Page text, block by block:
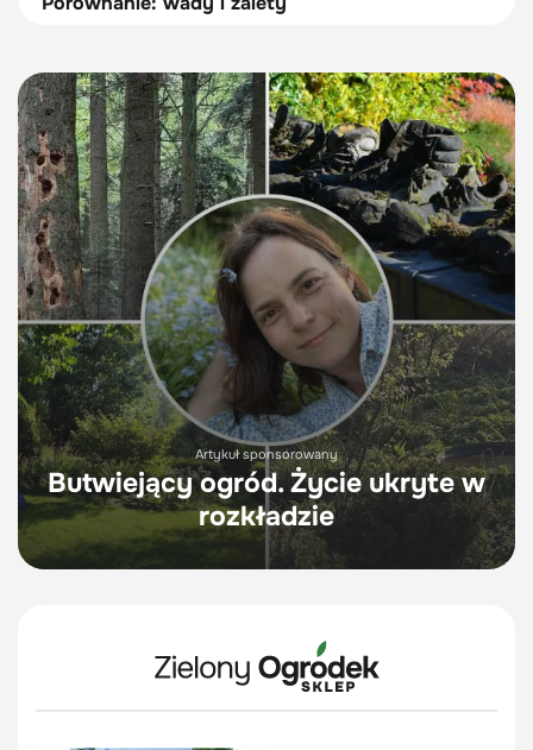
Artykuł sponsorowany
Butwiejący ogród. Życie ukryte w
rozkładzie